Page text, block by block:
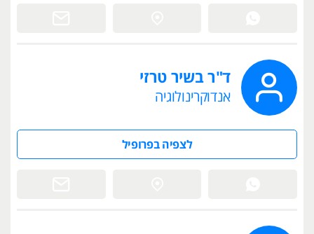
ד"ר בשיר טרזי
אנדוקרינולוגיה
לצפיה בפרופיל